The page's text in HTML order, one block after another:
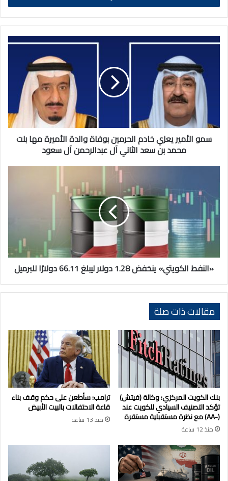
سمو
الحرمين
بوفاة
والدة
الأميرة
مها
سعد
عبدالرحمن
آل
سعود
سمو الأمير يعزي خادم الحرمين بوفاة والدة الأميرة مها بنت
محمد بن سعد الثاني آل عبدالرحمن آل سعود
ينخفض
1.28
دولار
ليبلغ
دولارًا
للبرميل
«النفط الكويتي» ينخفض 1.28 دولار ليبلغ 66.11 دولارًا للبرميل
مقالات ذات صلة
بنك الكويت المركزي: وكالة (فيتش)
تؤكد التصنيف السيادي للكويت عند
(-AA) مع نظرة مستقبلية مستقرة
منذ 12 ساعة
ترامب: سأطعن على حكم وقف بناء
قاعة الاحتفالات بالبيت الأبيض
منذ 13 ساعة